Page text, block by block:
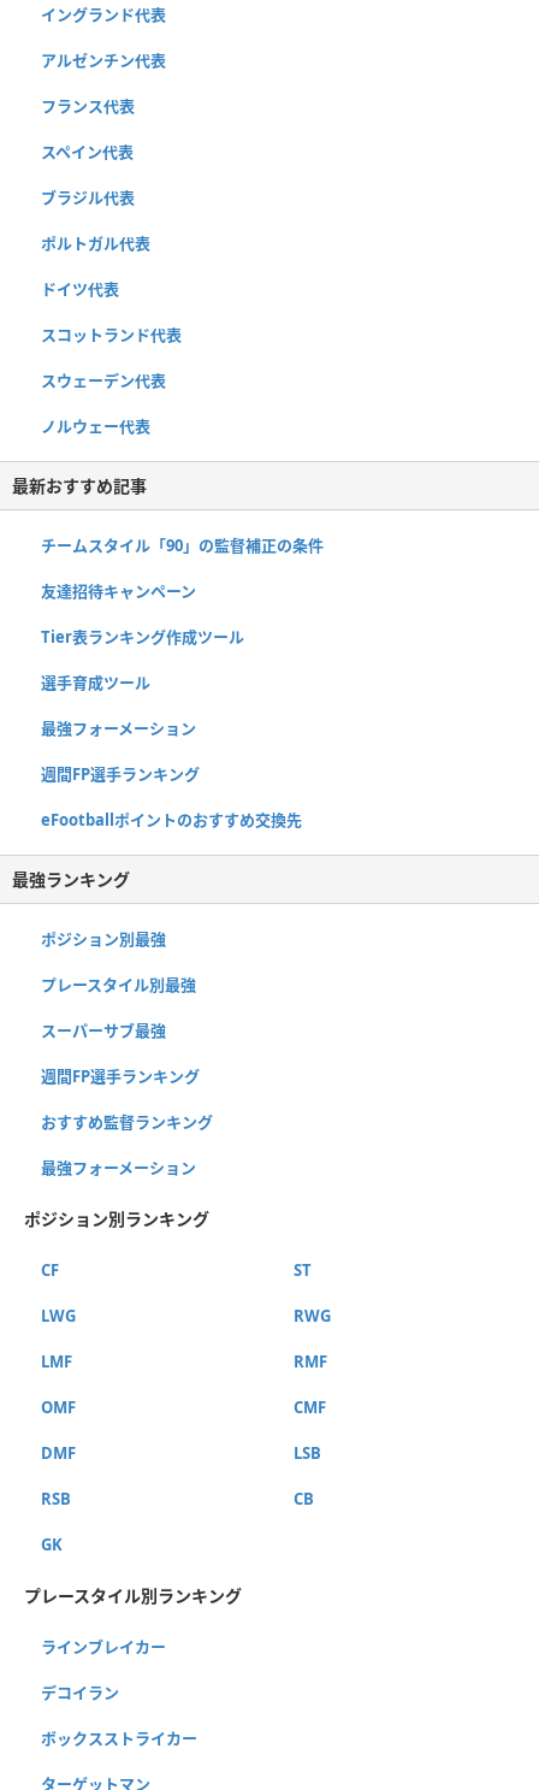
イングランド代表
アルゼンチン代表
フランス代表
スペイン代表
ブラジル代表
ポルトガル代表
ドイツ代表
スコットランド代表
スウェーデン代表
ノルウェー代表
最新おすすめ記事
チームスタイル「90」の監督補正の条件
友達招待キャンペーン
Tier表ランキング作成ツール
選手育成ツール
最強フォーメーション
週間FP選手ランキング
eFootballポイントのおすすめ交換先
最強ランキング
ポジション別最強
プレースタイル別最強
スーパーサブ最強
週間FP選手ランキング
おすすめ監督ランキング
最強フォーメーション
ポジション別ランキング
CF ST
LWG RWG
LMF RMF
OMF CMF
DMF LSB
RSB CB
GK
プレースタイル別ランキング
ラインブレイカー
デコイラン
ボックスストライカー
ターゲットマン